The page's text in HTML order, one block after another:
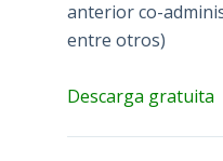
anterior co-
entre otros)
Descarga gratuita